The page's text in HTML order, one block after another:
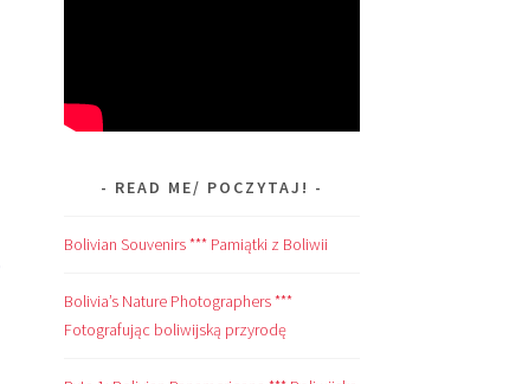
READ ME/ POCZYTAJ!
Bolivian Souvenirs *** Pamiątki z Boliwii
Bolivia’s Nature Photographers ***
Fotografując boliwijską przyrodę